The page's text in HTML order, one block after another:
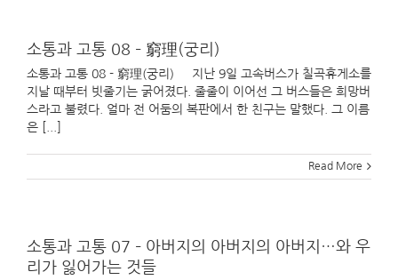
소통과 고통 08 – 窮理(궁리)
소통과 고통 08 - 窮理(궁리) 지난 9일 고속버스가 칠곡휴게소를
지날 때부터 빗줄기는 굵어졌다. 줄줄이 이어선 그 버스들은 희망버
스라고 불렸다. 얼마 전 어둠의 복판에서 한 친구는 말했다. 그 이름
은 [...]
Read More
소통과 고통 07 – 아버지의 아버지의 아버지…와 우
리가 잃어가는 것들